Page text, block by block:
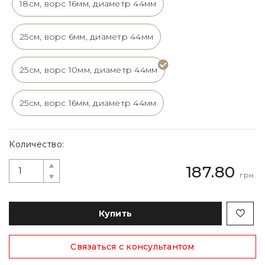
18см, ворс 16мм, диаметр 44мм
25см, ворс 6мм, диаметр 44мм
25см, ворс 10мм, диаметр 44мм
25см, ворс 16мм, диаметр 44мм
Количество:
187.80 грн.
Купить
Связаться с консультантом